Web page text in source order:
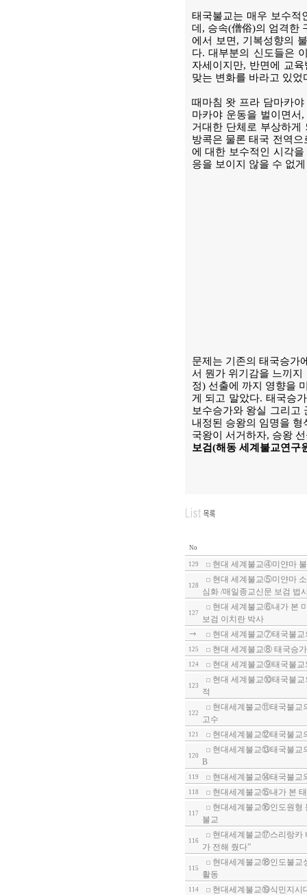
태국불교는 매우 보수적
데, 승속(僧俗)의 엄격한
에서 보면, 기복성향의
다. 대부분의 신도들은
자세이지만, 반면에 교
맞는 변화를 바라고 있었
때마침 왓 프라 담마카
마카야 운동을 벌이면서
거대한 단체로 부상하게
방콕은 물론 태국 전역
에 대한 보수적인 시각
응을 보이지 않을 수 없
문제는 기존의 태국승가
서 뭔가 위기감을 느끼
정) 선출에 까지 영향을
게 되고 말았다. 태국승
보수승가와 왕실 그리고
내정된 승왕의 임명을
국왕이 서거하자, 승왕
보검(해동 세계불교연구
No
129 현대 세계불교④미얀마
128
현대 세계불교⑤미얀마
심화 /매일종교신문 보검 법
127
현대 세계불교⑥내가 본
보검 이치란 박사
현대 세계불교⑦태국불교
125 현대 세계불교⑧ 태국승
124 현대 세계불교⑨태국불교
123
현대 세계불교⑩태국불교
적
122
현대세계불교⑪태국불교
고수
121 현대세계불교⑫태국불교
120
현대세계불교⑬태국불교
B
119 현대세계불교⑭태국불교
118 현대세계불교⑮내가 본
117
현대세계불교⑯인도원형
불교
116
현대세계불교⑰스리랑카
가 전해 줬다”
115
현대세계불교⑱인도불교
활동
114 현대세계불교⑲식민지시